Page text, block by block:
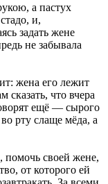
а пастух
и,
задать жене
не забывала
жена его лежит
сказать, что вчера
ещё — сырого
рту слаще мёда, а
помочь своей жене,
от которого ей